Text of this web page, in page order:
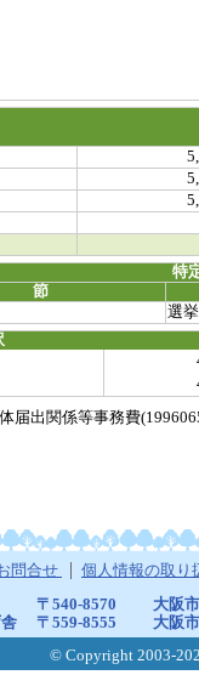
特
節
選
出関係等事務費
問合せ 個人情報の取り
〒540-8570
大阪
〒559-8555
大阪
© Copyright 2003-